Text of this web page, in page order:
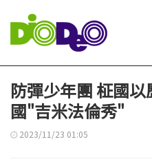
防彈少年團 柾國
國"吉米法倫秀"
2023/11/23 01:05